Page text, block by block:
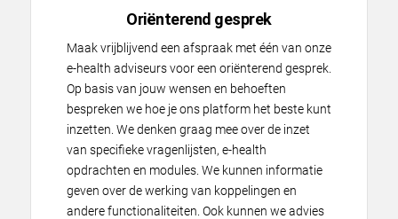
Oriënterend gesprek
Maak vrijblijvend een afspraak met één van onze
e-health adviseurs voor een oriënterend gesprek.
Op basis van jouw wensen en behoeften
bespreken we hoe je ons platform het beste kunt
inzetten. We denken graag mee over de inzet
van specifieke vragenlijsten, e-health
opdrachten en modules. We kunnen informatie
geven over de werking van koppelingen en
andere functionaliteiten. Ook kunnen we advies